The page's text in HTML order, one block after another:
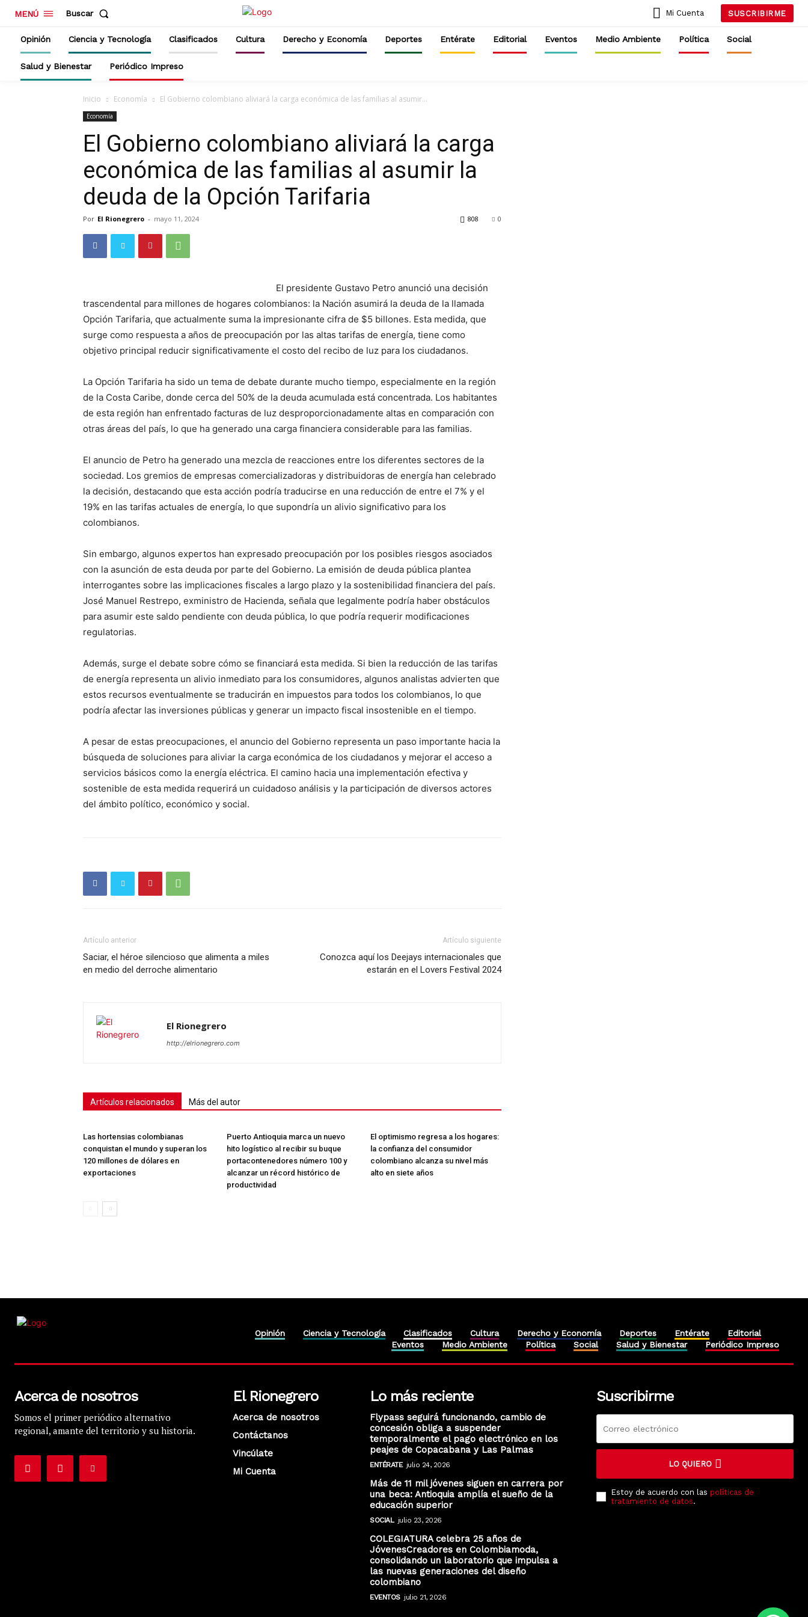
Periódico
El Rionegrero
Información
MENÚ Buscar Mi Cuenta SUSCRIBIRME
Opinión Ciencia y Tecnología Clasificados Cultura Derecho y Economía Deportes Entérate Editorial Eventos Medio Ambiente Política Social
Salud y Bienestar Periódico Impreso
Inicio Economía El Gobierno colombiano aliviará la carga económica de las familias al asumir...
Economía
El Gobierno colombiano aliviará la carga
económica de las familias al asumir la
deuda de la Opción Tarifaria
Por El Rionegrero - mayo 11, 2024 0
808
El presidente Gustavo Petro anunció una decisión
trascendental para millones de hogares colombianos: la Nación asumirá la deuda de la llamada
Opción Tarifaria, que actualmente suma la impresionante cifra de $5 billones. Esta medida, que
surge como respuesta a años de preocupación por las altas tarifas de energía, tiene como
objetivo principal reducir significativamente el costo del recibo de luz para los ciudadanos.
La Opción Tarifaria ha sido un tema de debate durante mucho tiempo, especialmente en la región
de la Costa Caribe, donde cerca del 50% de la deuda acumulada está concentrada. Los habitantes
de esta región han enfrentado facturas de luz desproporcionadamente altas en comparación con
otras áreas del país, lo que ha generado una carga financiera considerable para las familias.
El anuncio de Petro ha generado una mezcla de reacciones entre los diferentes sectores de la
sociedad. Los gremios de empresas comercializadoras y distribuidoras de energía han celebrado
la decisión, destacando que esta acción podría traducirse en una reducción de entre el 7% y el
19% en las tarifas actuales de energía, lo que supondría un alivio significativo para los
colombianos.
Sin embargo, algunos expertos han expresado preocupación por los posibles riesgos asociados
con la asunción de esta deuda por parte del Gobierno. La emisión de deuda pública plantea
interrogantes sobre las implicaciones fiscales a largo plazo y la sostenibilidad financiera del país.
José Manuel Restrepo, exministro de Hacienda, señala que legalmente podría haber obstáculos
para asumir este saldo pendiente con deuda pública, lo que podría requerir modificaciones
regulatorias.
Además, surge el debate sobre cómo se financiará esta medida. Si bien la reducción de las tarifas
de energía representa un alivio inmediato para los consumidores, algunos analistas advierten que
estos recursos eventualmente se traducirán en impuestos para todos los colombianos, lo que
podría afectar las inversiones públicas y generar un impacto fiscal insostenible en el tiempo.
A pesar de estas preocupaciones, el anuncio del Gobierno representa un paso importante hacia la
búsqueda de soluciones para aliviar la carga económica de los ciudadanos y mejorar el acceso a
servicios básicos como la energía eléctrica. El camino hacia una implementación efectiva y
sostenible de esta medida requerirá un cuidadoso análisis y la participación de diversos actores
del ámbito político, económico y social.
Artículo anterior
Saciar, el héroe silencioso que alimenta a miles
en medio del derroche alimentario
Artículo siguiente
Conozca aquí los Deejays internacionales que
estarán en el Lovers Festival 2024
El Rionegrero
http://elrionegrero.com
Artículos relacionados Más del autor
Las hortensias colombianas
conquistan el mundo y superan los
120 millones de dólares en
exportaciones
Puerto Antioquia marca un nuevo
hito logístico al recibir su buque
portacontenedores número 100 y
alcanzar un récord histórico de
productividad
El optimismo regresa a los hogares:
la confianza del consumidor
colombiano alcanza su nivel más
alto en siete años
Opinión Ciencia y Tecnología Clasificados Cultura Derecho y Economía Deportes Entérate
Editorial
Eventos
Medio Ambiente Política Social Salud y Bienestar Periódico Impreso
Acerca de nosotros
Somos el primer periódico alternativo
regional, amante del territorio y su historia.
El Rionegrero
Acerca de nosotros
Contáctanos
Vincúlate
Mi Cuenta
Lo más reciente
Flypass seguirá funcionando, cambio de
concesión obliga a suspender
temporalmente el pago electrónico en los
peajes de Copacabana y Las Palmas
ENTÉRATE julio 24, 2026
Más de 11 mil jóvenes siguen en carrera por
una beca: Antioquia amplía el sueño de la
educación superior
SOCIAL julio 23, 2026
COLEGIATURA celebra 25 años de
JóvenesCreadores en Colombiamoda,
consolidando un laboratorio que impulsa a
las nuevas generaciones del diseño
colombiano
EVENTOS julio 21, 2026
Suscribirme
LO QUIERO
Estoy de acuerdo con las políticas de
tratamiento de datos.